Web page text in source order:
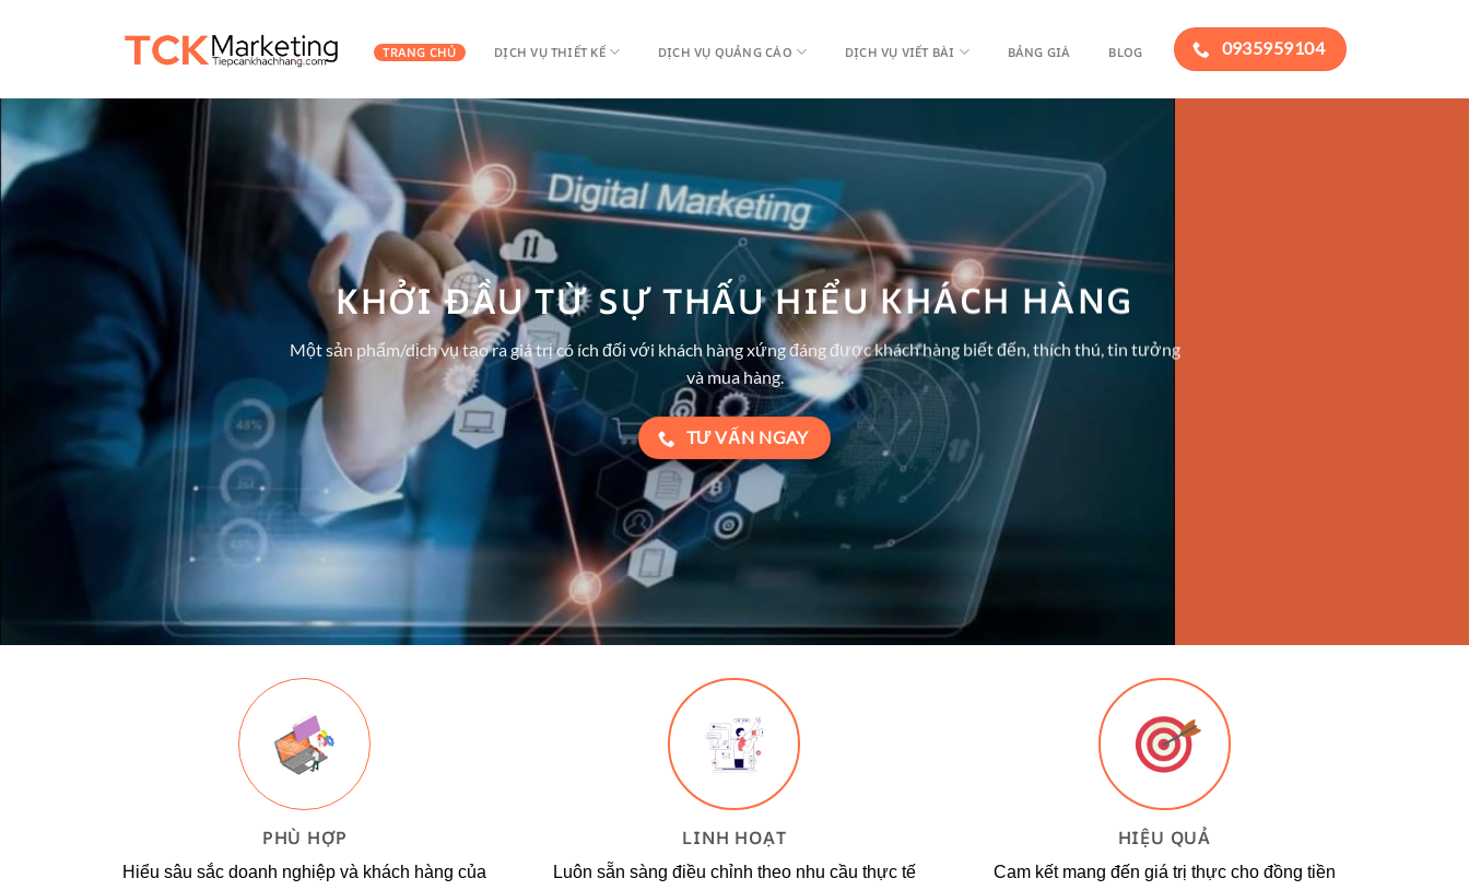
TRANG CHỦ DỊCH VỤ THIẾT KẾ DỊCH VỤ QUẢNG CÁO DỊCH VỤ VIẾT BÀI BẢNG GIÁ BLOG 0935959104
KHỞI ĐẦU TỪ SỰ THẤU HIỂU KHÁCH HÀNG
Một sản phẩm/dịch vụ tạo ra giá trị có ích đối với khách hàng xứng đáng được khách hàng biết đến, thích thú, tin tưởng
và mua hàng.
TƯ VẤN NGAY
PHÙ HỢP
Hiểu sâu sắc doanh nghiệp và khách hàng của
LINH HOẠT
Luôn sẵn sàng điều chỉnh theo nhu cầu thực tế
HIỆU QUẢ
Cam kết mang đến giá trị thực cho đồng tiền